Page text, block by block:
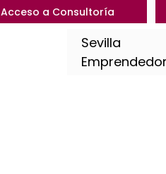
Acceso a Consultoría
Sevilla